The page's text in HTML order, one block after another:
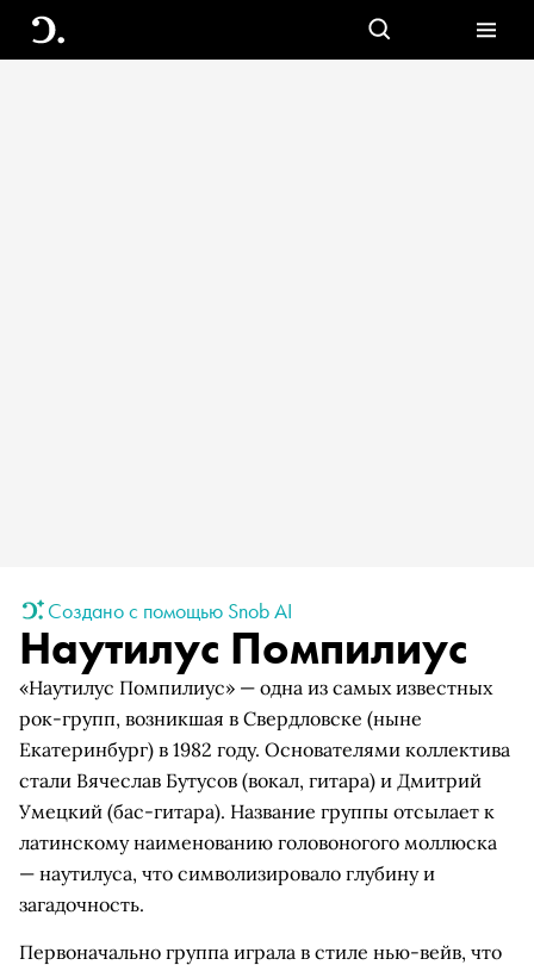
Создано с помощью Snob AI
Наутилус Помпилиус
«Наутилус Помпилиус» — одна из самых известных
рок-групп, возникшая в Свердловске (ныне
Екатеринбург) в 1982 году. Основателями коллектива
стали Вячеслав Бутусов (вокал, гитара) и Дмитрий
Умецкий (бас-гитара). Название группы отсылает к
латинскому наименованию головоногого моллюска
— наутилуса, что символизировало глубину и
загадочность.
Первоначально группа играла в стиле нью-вейв, что